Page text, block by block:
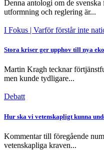
Denna antologi om de
utformning och reglering är...
I Fokus | Varför förstår inte
Stora kriser ger upphov till nya
Martin Kragh tecknar
men kunde tydligare...
Debatt
Hur ska vi vetenskapligt kunna
Kommentar till föregående
vetenskapliga kraven...